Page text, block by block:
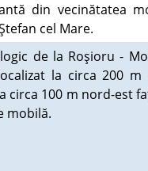
din vecinătatea
cel Mare.
de la Roşioru -
la circa 200
circa 100 m nord-est
mobilă.